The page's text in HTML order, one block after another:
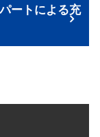
ートによる充